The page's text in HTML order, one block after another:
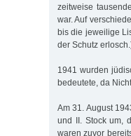
zeitweise
war. Auf
bis die jeweilige
der Schutz
1941 wurden
bedeutete, da
Am 31. August
und II. Stock um,
waren zuvor